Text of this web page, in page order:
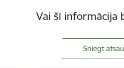
Vai šī informācija
Sniegt